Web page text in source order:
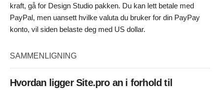
kraft, gå for Design Studio pakken. Du kan lett betale med
PayPal, men uansett hvilke valuta du bruker for din PayPay
konto, vil siden belaste deg med US dollar.
SAMMENLIGNING
Hvordan ligger Site.pro an i forhold til